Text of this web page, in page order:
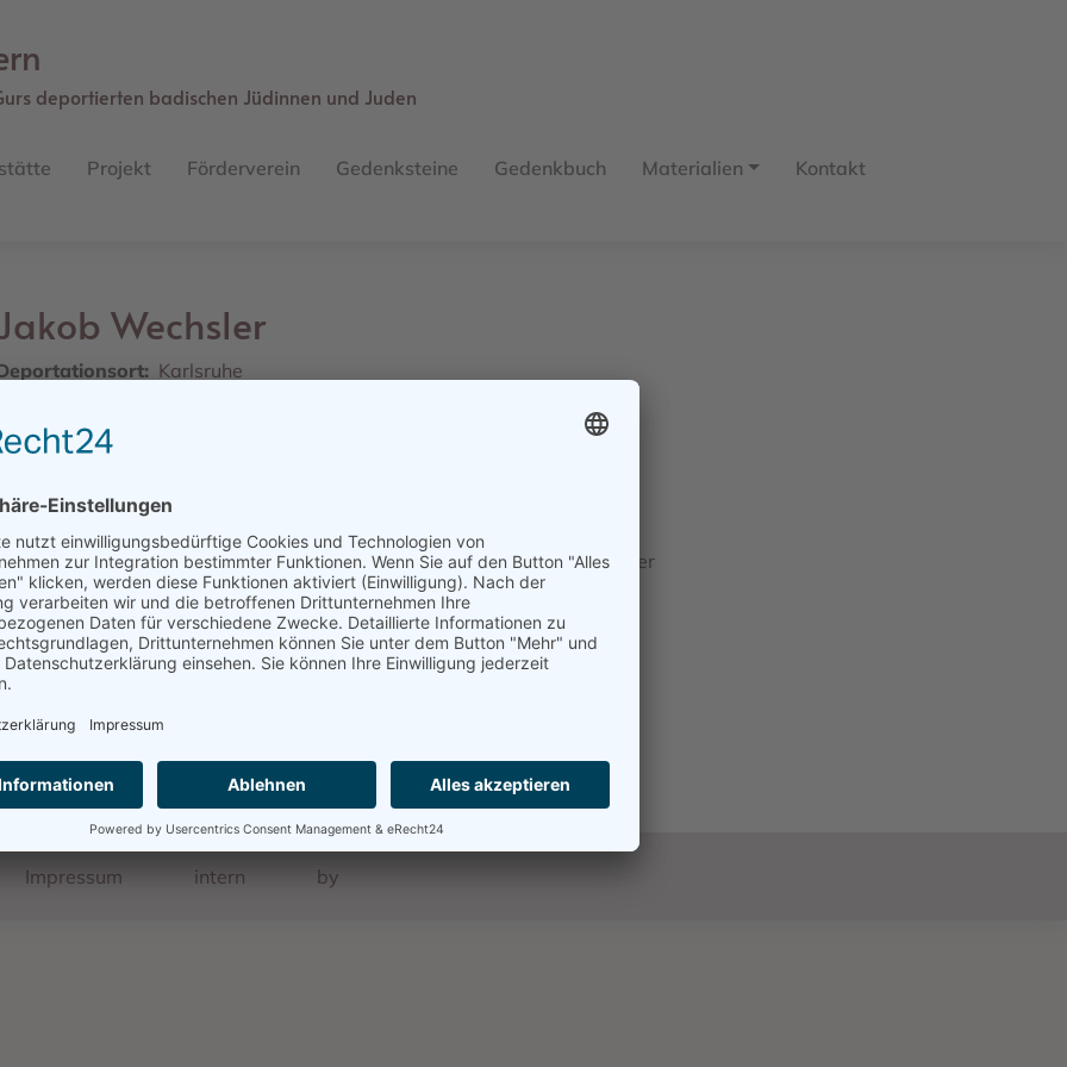
deportierten badischen Jüdinnen und Juden
Projekt Förderverein Gedenksteine Gedenkbuch Materialien Kontakt
Wechsler
Karlsruhe
Schicksal
Das Schicksal der Karlsruher Juden im Dritten Reich - Josef Werner
Impressum intern by